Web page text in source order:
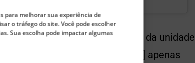
para melhorar sua experiência de
o tráfego do site. Você pode escolher
Sua escolha pode impactar algumas
de otimização da economia da unidade
os dias. Eu vi dois [casos] apenas